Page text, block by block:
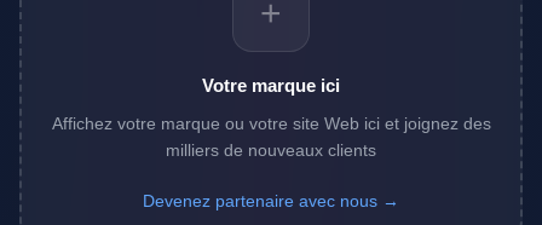
+
Votre marque ici
Affichez votre marque ou votre site Web ici et joignez des
milliers de nouveaux clients
Devenez partenaire avec nous →